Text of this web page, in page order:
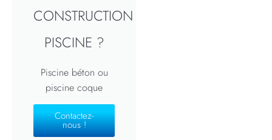
CONSTRUCTION
PISCINE ?
Piscine béton ou
piscine coque
Contactez-
nous !